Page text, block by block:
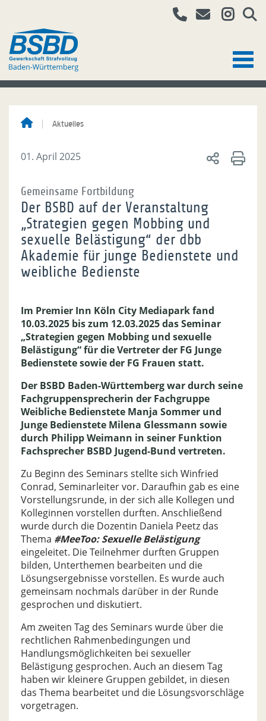
Aktuelles
01. April 2025
Gemeinsame Fortbildung
Der BSBD auf der Veranstaltung
„Strategien gegen Mobbing und
sexuelle Belästigung“ der dbb
Akademie für junge Bedienstete und
weibliche Bedienste
Im Premier Inn Köln City Mediapark fand
10.03.2025 bis zum 12.03.2025 das Seminar
„Strategien gegen Mobbing und sexuelle
Belästigung“ für die Vertreter der FG Junge
Bedienstete sowie der FG Frauen statt.
Der BSBD Baden-Württemberg war durch seine
Fachgruppensprecherin der Fachgruppe
Weibliche Bedienstete Manja Sommer und
Junge Bedienstete Milena Glessmann sowie
durch Philipp Weimann in seiner Funktion
Fachsprecher BSBD Jugend-Bund vertreten.
Zu Beginn des Seminars stellte sich Winfried
Conrad, Seminarleiter vor. Daraufhin gab es eine
Vorstellungsrunde, in der sich alle Kollegen und
Kolleginnen vorstellen durften. Anschließend
wurde durch die Dozentin Daniela Peetz das
Thema #MeeToo: Sexuelle Belästigung
eingeleitet. Die Teilnehmer durften Gruppen
bilden, Unterthemen bearbeiten und die
Lösungsergebnisse vorstellen. Es wurde auch
gemeinsam nochmals darüber in der Runde
gesprochen und diskutiert.
Am zweiten Tag des Seminars wurde über die
rechtlichen Rahmenbedingungen und
Handlungsmöglichkeiten bei sexueller
Belästigung gesprochen. Auch an diesem Tag
haben wir kleinere Gruppen gebildet, in diesen
das Thema bearbeitet und die Lösungsvorschläge
vorgetragen.